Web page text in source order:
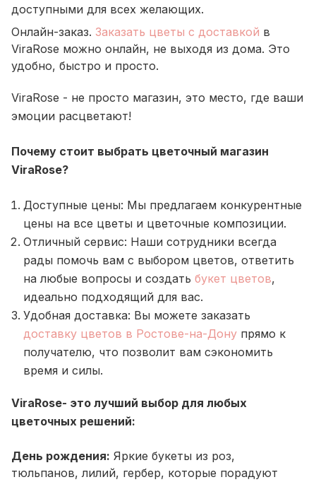
доступными для всех желающих.
Онлайн-заказ. Заказать цветы с доставкой в
ViraRose можно онлайн, не выходя из дома. Это
удобно, быстро и просто.
ViraRose - не просто магазин, это место, где ваши
эмоции расцветают!
Почему стоит выбрать цветочный магазин
ViraRose?
Доступные цены: Мы предлагаем конкурентные
цены на все цветы и цветочные композиции.
Отличный сервис: Наши сотрудники всегда
рады помочь вам с выбором цветов, ответить
на любые вопросы и создать букет цветов,
идеально подходящий для вас.
Удобная доставка: Вы можете заказать
доставку цветов в Ростове-на-Дону прямо к
получателю, что позволит вам сэкономить
время и силы.
ViraRose- это лучший выбор для любых
цветочных решений:
День рождения: Яркие букеты из роз,
тюльпанов, лилий, гербер, которые порадуют